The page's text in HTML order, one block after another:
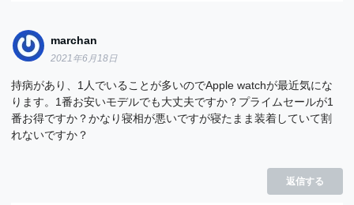
marchan
2021年6月18日
持病があり、1人でいることが多いのでApple watchが最近気にな
ります。1番お安いモデルでも大丈夫ですか？プライムセールが1
番お得ですか？かなり寝相が悪いですが寝たまま装着していて割
れないですか？
返信する